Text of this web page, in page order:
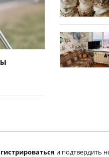
и подтвердить